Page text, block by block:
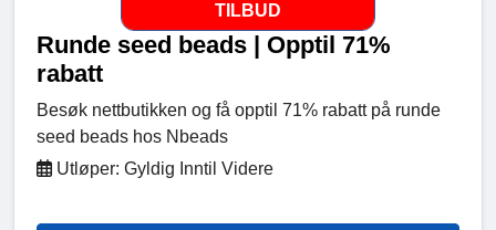
TILBUD
Runde seed beads | Opptil 71%
rabatt
Besøk nettbutikken og få opptil 71% rabatt på runde
seed beads hos Nbeads
Utløper: Gyldig Inntil Videre